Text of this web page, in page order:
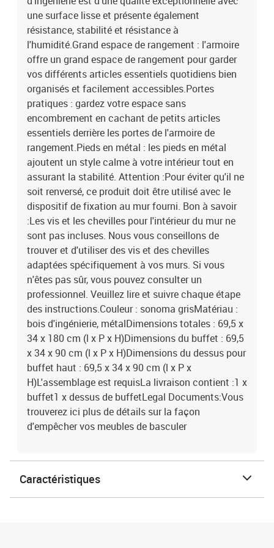
une surface lisse et présente également
résistance, stabilité et résistance à
l'humidité.Grand espace de rangement : l'armoire
offre un grand espace de rangement pour garder
vos différents articles essentiels quotidiens bien
organisés et facilement accessibles.Portes
pratiques : gardez votre espace sans
encombrement en cachant de petits articles
essentiels derrière les portes de l'armoire de
rangement.Pieds en métal : les pieds en métal
ajoutent un style calme à votre intérieur tout en
assurant la stabilité. Attention :Pour éviter qu'il ne
soit renversé, ce produit doit être utilisé avec le
dispositif de fixation au mur fourni. Bon à savoir
:Les vis et les chevilles pour l'intérieur du mur ne
sont pas incluses. Nous vous conseillons de
trouver et d'utiliser des vis et des chevilles
adaptées spécifiquement à vos murs. Si vous
n'êtes pas sûr, vous pouvez consulter un
professionnel. Veuillez lire et suivre chaque étape
des instructions.Couleur : sonoma grisMatériau :
bois d'ingénierie, métalDimensions totales : 69,5 x
34 x 180 cm (l x P x H)Dimensions du buffet : 69,5
x 34 x 90 cm (l x P x H)Dimensions du dessus pour
buffet haut : 69,5 x 34 x 90 cm (l x P x
H)L'assemblage est requisLa livraison contient :1 x
buffet1 x dessus de buffetLegal Documents:Vous
trouverez ici plus de détails sur la façon
d'empêcher vos meubles de basculer
Caractéristiques